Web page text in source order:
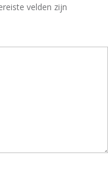
velden zijn